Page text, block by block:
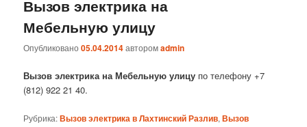
Вызов электрика на
Мебельную улицу
Опубликовано05.04.2014авторомadmin
Вызов электрика на Мебельную улицу по телефону +7
(812) 922 21 40.
Рубрика:Вызов электрика в Лахтинский Разлив,Вызов